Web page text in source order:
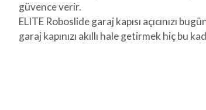
güvence verir.
ELITE Roboslide garaj kapısı açıcınızı
garaj kapınızı akıllı hale getirmek hiç bu